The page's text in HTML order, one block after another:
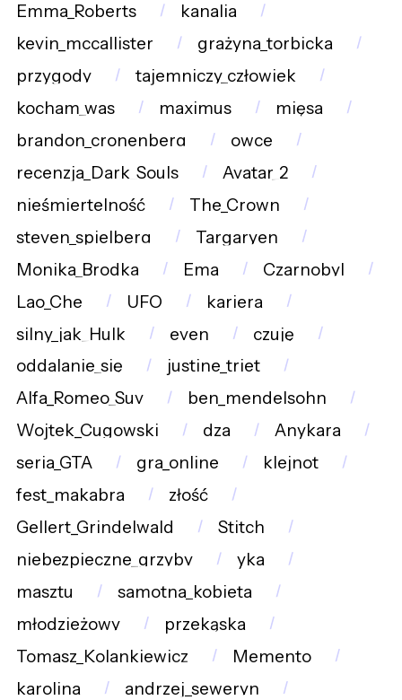
Emma_Roberts
kanalia
kevin_mccallister
grażyna_torbicka
przygody
tajemniczy_człowiek
kocham_was
maximus
mięsa
brandon_cronenberg
owce
recenzja_Dark_Souls
Avatar_2
nieśmiertelność
The_Crown
steven_spielberg
Targaryen
Monika_Brodka
Ema
Czarnobyl
Lao_Che
UFO
kariera
silny_jak_Hulk
even
czuję
oddalanie_się
justine_triet
Alfa_Romeo_Suv
ben_mendelsohn
Wojtek_Cugowski
dza
Anykara
seria_GTA
gra_online
klejnot
fest_makabra
złość
Gellert_Grindelwald
Stitch
niebezpieczne_grzyby
yka
masztu
samotna_kobieta
młodzieżowy
przekąska
Tomasz_Kolankiewicz
Memento
karolina
andrzej_seweryn